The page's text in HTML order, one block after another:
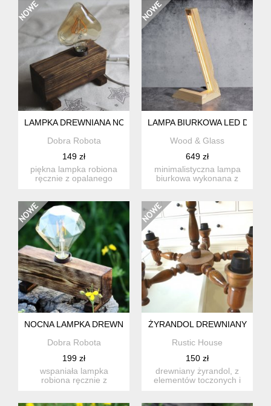
LAMPKA DREWNIANA NOCNA HANDMADE, LAMPA
Dobra Robota
149 zł
piękna lampka robiona
ręcznie z opalanego
LAMPA BIURKOWA LED
Wood & Glass
649 zł
minimalistyczna lampa
biurkowa wykonana z
NOCNA LAMPKA DREWNIANA NA NÓŻKACH, LAMPA
Dobra Robota
199 zł
wspaniała lampka
robiona ręcznie z
ŻYRANDOL DREWNIANY
Rustic House
150 zł
drewniany żyrandol, z
elementów toczonych i